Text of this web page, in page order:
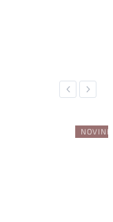
Previous
Next